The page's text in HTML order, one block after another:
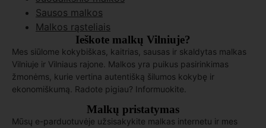
Sausos malkos
Malkos rąsteliais
Ieškote malkų Vilniuje?
Mes siūlome kokybiškas, kaitrias, sausas ir skaldytas malkas
Vilniuje ir Vilniaus rajone. Malkos yra puikus pasirinkimas
žmonėms, kurie vertina autentišką šilumos kokybę ir
ekonomiškumą. Radote pigiau? Informuokite.
Malkų pristatymas
Mūsų e-parduotuvėje užsisakykite malkas internetu ir mes